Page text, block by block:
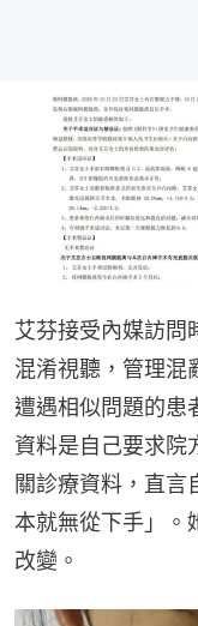
艾芬接受內媒訪問
混淆視聽，管理混
遭遇相似問題的患
資料是自己要求院
關診療資料，直言
本就無從下手」。
改變。